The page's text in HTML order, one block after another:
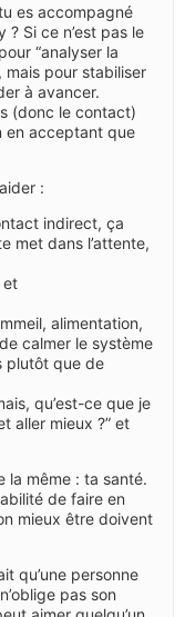
es accompagné
Si ce n’est pas le
“analyser la
mais pour stabiliser
à avancer.
(donc le contact)
en acceptant que
:
indirect, ça
met dans l’attente,
et
alimentation,
calmer le système
plutôt que de
qu’est-ce que je
aller mieux ?” et
la même : ta santé.
de faire en
mieux être doivent
qu’une personne
pas son